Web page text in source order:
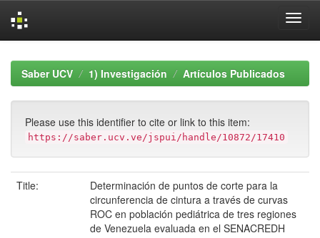
navigationSaber UCV 1) Investigación Artículos Publicados
Please use this identifier to cite or link to this item:
https://saber.ucv.ve/jspui/handle/10872/17410
Title:
Determinación de puntos de corte para la
circunferencia de cintura a través de curvas
ROC en población pediátrica de tres regiones
de Venezuela evaluada en el SENACREDH